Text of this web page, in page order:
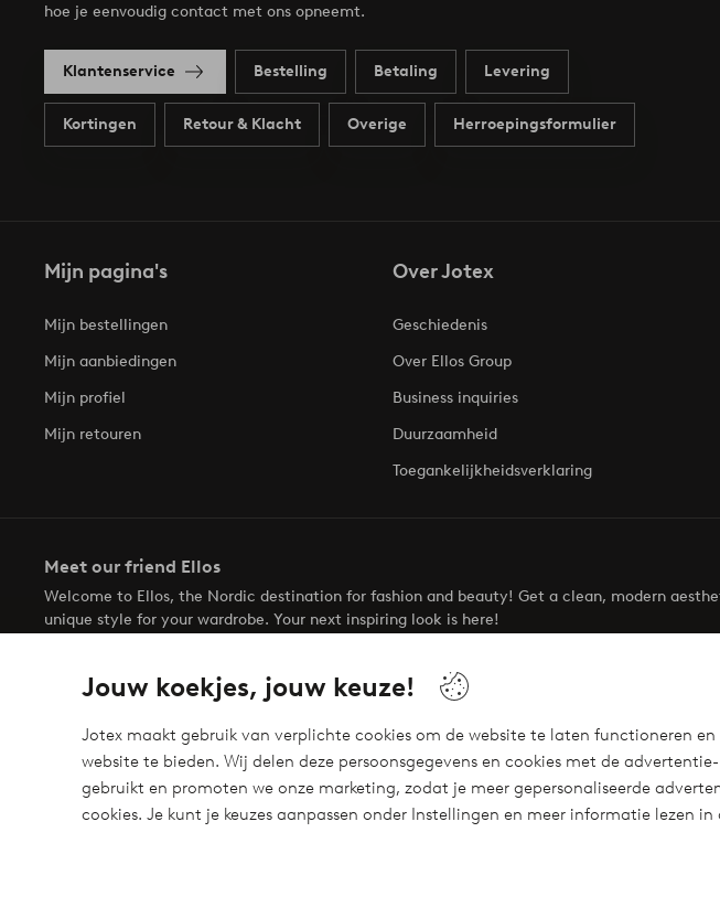
Jouw koekjes, jouw keuze!
Jotex maakt gebruik van verplichte cookies om de website te laten functioneren
website te bieden. Wij delen deze persoonsgegevens en cookies met de
gebruikt en promoten we onze marketing, zodat je meer gepersonaliseerde
cookies. Je kunt je keuzes aanpassen onder Instellingen en meer informatie lezen in
hoe je eenvoudig contact met ons opneemt.
Klantenservice Bestelling Betaling Levering
Kortingen Retour & Klacht Overige Herroepingsformulier
Mijn pagina's
Mijn bestellingen
Mijn aanbiedingen
Mijn profiel
Mijn retouren
Over Jotex
Geschiedenis
Over Ellos Group
Business inquiries
Duurzaamheid
Toegankelijkheidsverklaring
Meet our friend Ellos
Welcome to Ellos, the Nordic destination for fashion and beauty! Get a clean, modern
unique style for your wardrobe. Your next inspiring look is here!
Veilig betalen - Nu betalen of opsplitsen
Wil je meer weten over